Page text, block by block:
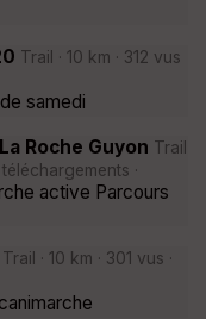
Trail · 10 km · 312 vus
samedi
Roche Guyon Trail
téléchargements ·
active Parcours
Trail · 10 km · 301 vus ·